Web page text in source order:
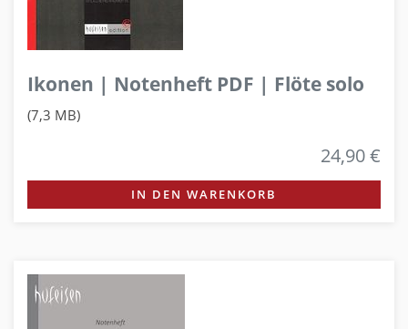
Ikonen | Notenheft PDF | Flöte solo
(7,3 MB)
24,90 €
IN DEN WARENKORB